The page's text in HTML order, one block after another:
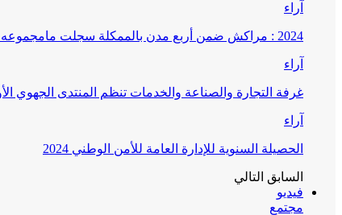
آراء
2024 : مراكش ضمن أربع مدن بالممكلة سجلت مامجموعه 656 قضية تتعلق بغسيل الأموال
آراء
غرفة التجارة والصناعة والخدمات تنظم المنتدى الجهوي
آراء
الحصيلة السنوية للإدارة العامة للأمن الوطني 2024
السابق التالي
فيديو
مجتمع